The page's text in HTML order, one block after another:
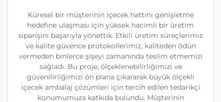
Küresel bir müşterinin içecek hattını genişletme
hedefine ulaşması için yüksek hacimli bir üretim
siparişini başarıyla yönettik. Etkili üretim süreçlerimiz
ve kalite güvence protokollerimiz, kaliteden ödün
vermeden binlerce şişeyi zamanında teslim etmemizi
sağladı. Bu proje, ölçeklenebilirliğimizi ve
güvenilirliğimizi ön plana çıkararak büyük ölçekli
içecek ambalaj çözümleri için tercih edilen tedarikçi
konumumuza katkıda bulundu. Müşterinin